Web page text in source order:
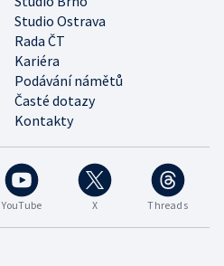
YouTube X Threads
Studio Ostrava
Rada ČT
Kariéra
Podávání námětů
Časté dotazy
Kontakty